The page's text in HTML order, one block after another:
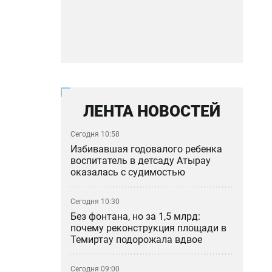
ЛЕНТА НОВОСТЕЙ
Сегодня 10:58
Избивавшая годовалого ребенка
воспитатель в детсаду Атырау
оказалась с судимостью
Сегодня 10:30
Без фонтана, но за 1,5 млрд:
почему реконструкция площади в
Темиртау подорожала вдвое
Сегодня 09:00